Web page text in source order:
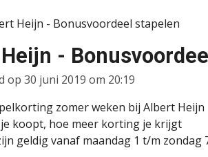
Heijn - Bonusvoordeel stapelen
-
op 30 juni 2019 om 20:19
zomer weken bij Albert Heijn
koopt, hoe meer korting je krijgt
geldig vanaf maandag 1 t/m zondag